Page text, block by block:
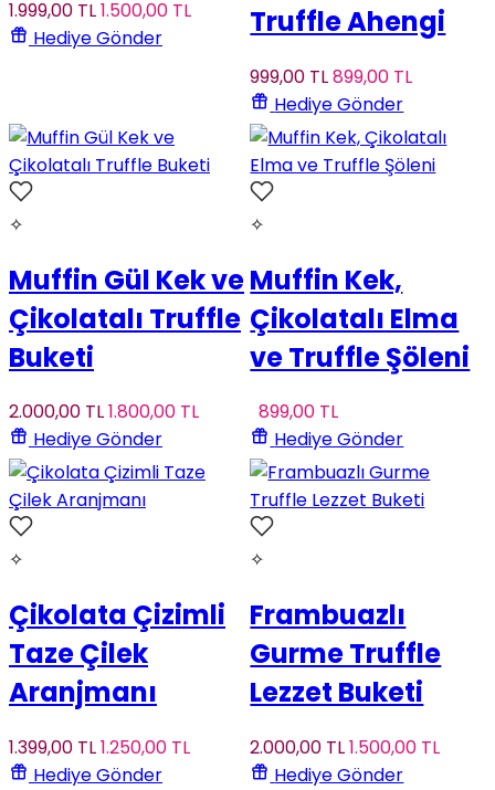
1.999,00 TL1.500,00 TL
Hediye Gönder
Truffle Ahengi
999,00 TL899,00 TL
Hediye Gönder
✧
Muffin Gül Kek ve
Çikolatalı Truffle
Buketi
2.000,00 TL1.800,00 TL
Hediye Gönder
✧
Muffin Kek,
Çikolatalı Elma
ve Truffle Şöleni
899,00 TL
Hediye Gönder
✧
Çikolata Çizimli
Taze Çilek
Aranjmanı
1.399,00 TL1.250,00 TL
Hediye Gönder
✧
Frambuazlı
Gurme Truffle
Lezzet Buketi
2.000,00 TL1.500,00 TL
Hediye Gönder